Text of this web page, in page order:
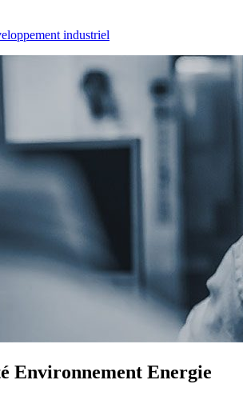
industriel
Environnement Energie